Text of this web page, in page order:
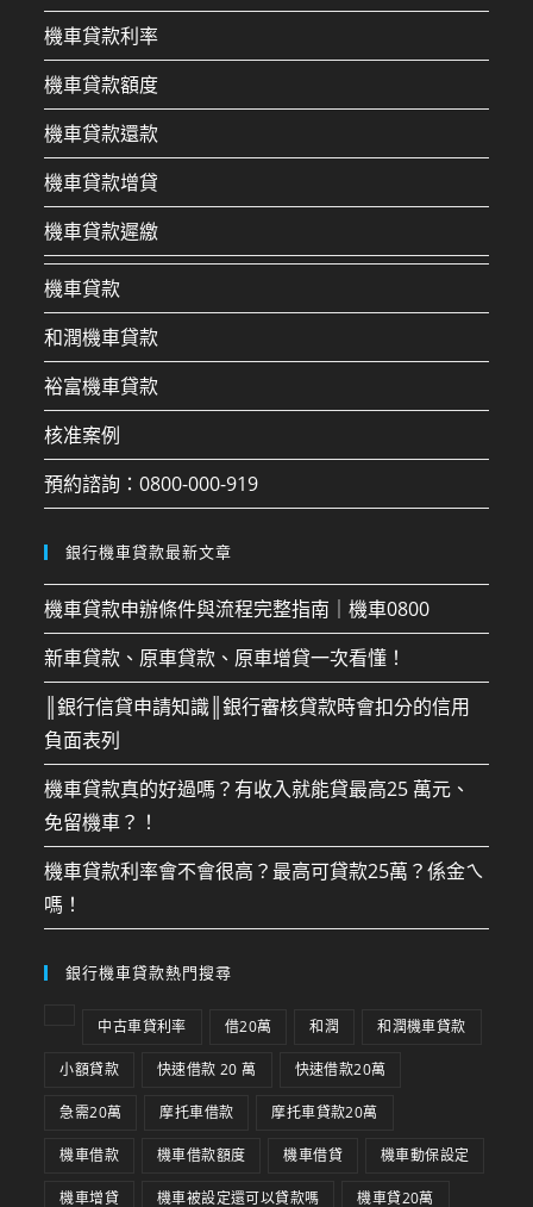
機車貸款利率
機車貸款額度
機車貸款還款
機車貸款增貸
機車貸款遲繳
機車貸款
和潤機車貸款
裕富機車貸款
核准案例
預約諮詢：0800-000-919
銀行機車貸款最新文章
機車貸款申辦條件與流程完整指南｜機車0800
新車貸款、原車貸款、原車增貸一次看懂！
║銀行信貸申請知識║銀行審核貸款時會扣分的信用
負面表列
機車貸款真的好過嗎？有收入就能貸最高25 萬元、
免留機車？！
機車貸款利率會不會很高？最高可貸款25萬？係金ㄟ
嗎！
銀行機車貸款熱門搜尋
中古車貸利率 借20萬 和潤 和潤機車貸款
小額貸款 快速借款 20 萬 快速借款20萬
急需20萬 摩托車借款 摩托車貸款20萬
機車借款 機車借款額度 機車借貸 機車動保設定
機車增貸 機車被設定還可以貸款嗎 機車貸20萬